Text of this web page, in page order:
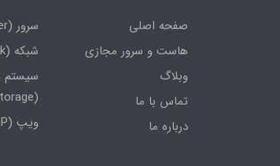
صفحه اصلی
هاست و سرور مجازی
وبلاگ
تماس با ما
درباره ما
سرور (Server)
شبکه (Network)
سیستم
(Storage)
ویپ (VOIP)